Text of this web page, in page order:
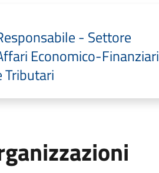
- Settore
Economico-Finanziari
Tributari